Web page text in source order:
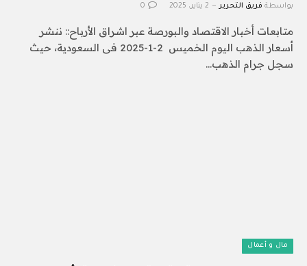
بواسطة فريق التحرير 2 يناير، 2025 0
متابعات أخبار الاقتصاد والبورصة عبر اشراق الأرباح:: ننشر
أسعار الذهب اليوم الخميس 2-1-2025 فى السعودية، حيث
سجل جرام الذهب…
مال و أعمال